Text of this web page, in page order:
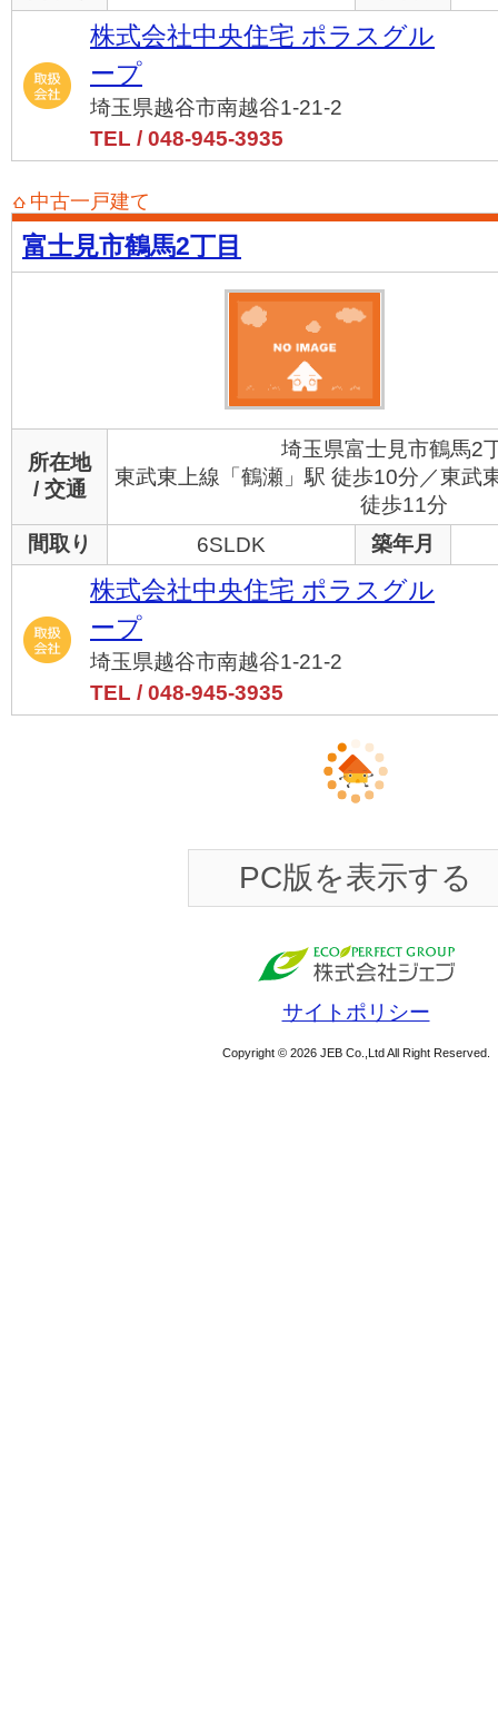
株式会社中央住宅 ポラスグル
ープ
埼玉県越谷市南越谷1-21-2
TEL / 048-945-3935
中古一戸建て
富士見市鶴馬2丁目
所在地
/ 交通
埼玉県富士見市鶴馬2
東武東上線「鶴瀬」駅 徒歩10分／東武
徒歩11分
間取り
6SLDK 築年月
株式会社中央住宅 ポラスグル
ープ
埼玉県越谷市南越谷1-21-2
TEL / 048-945-3935
PC版を表示する
サイトポリシー
Copyright © 2026 JEB Co.,Ltd All Right Reserved.